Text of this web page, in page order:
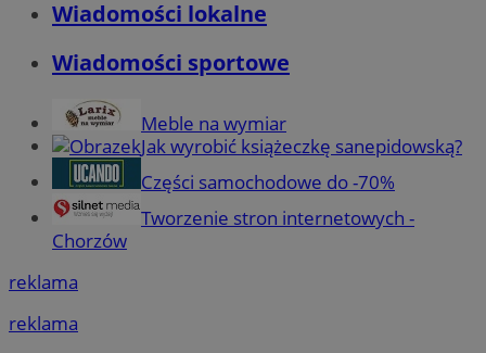
Wiadomości lokalne
Wiadomości sportowe
Meble na wymiar
Jak wyrobić książeczkę sanepidowską?
Części samochodowe do -70%
Tworzenie stron internetowych -
Chorzów
reklama
reklama